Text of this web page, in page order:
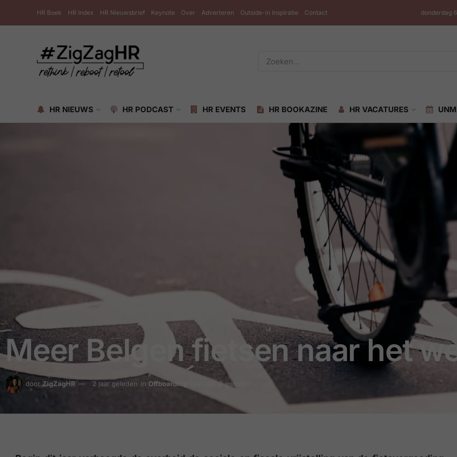
HR Boek HR Index HR Nieuwsbrief Keynote Over Adverteren Outside-in Inspiratie Contact donderdag
HR NIEUWS HR PODCAST HR EVENTS HR BOOKAZINE HR VACATURES
Meer Belgen fietsen naar het
doorZigZagHR 2 jaar geleden in Offboarding Leestijd: 2 minuten